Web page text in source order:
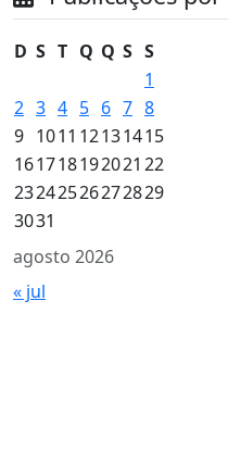
agosto 2026
D S T Q Q S S
1
2 3 4 5 6 7 8
9 1011 12131415
161718192021 22
23242526272829
3031
« jul